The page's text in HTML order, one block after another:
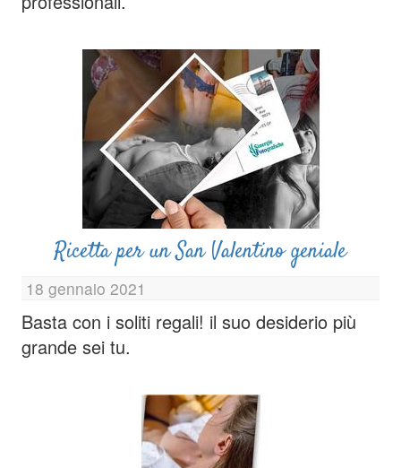
Ricetta per un San Valentino geniale
18 gennaio 2021
Basta con i soliti regali! il suo desiderio più
grande sei tu.